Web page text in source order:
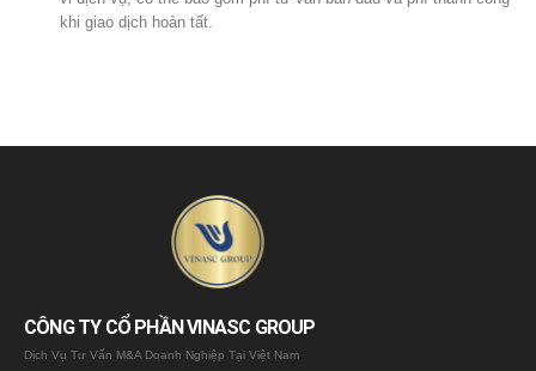
khi giao dịch hoàn tất.
CÔNG TY CỔ PHẦN VINASC GROUP
Dịch Vụ Tư Vấn M&A Doanh Nghiệp Tại Việt Nam